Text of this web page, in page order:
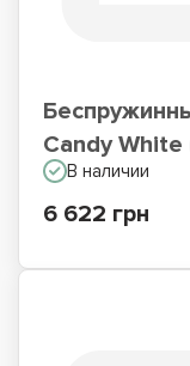
Candy White
В наличии
6 622 грн